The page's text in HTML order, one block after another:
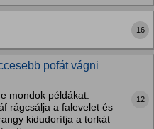
16
pofát vágni
mondok példákat.
rágcsálja a falevelet és
kidudorítja a torkát
12